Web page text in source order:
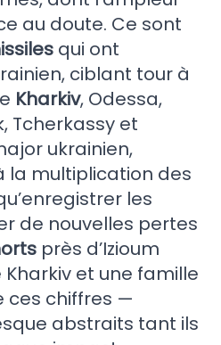
au doute. Ce sont
qui ont
ciblant tour à
Kharkiv, Odessa,
Tcherkassy et
ukrainien,
la multiplication des
les
de nouvelles pertes
près d’Izioum
et une famille
ces chiffres —
abstraits tant ils